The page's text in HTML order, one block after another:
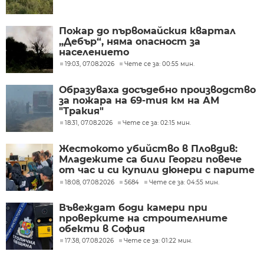
Пожар до първомайския квартал
„Дебър“, няма опасност за
населението
19:03, 07.08.2026 Чете се за: 00:55 мин.
Образуваха досъдебно производство
за пожара на 69-тия км на АМ
"Тракия"
18:31, 07.08.2026 Чете се за: 02:15 мин.
Жестокото убийство в Пловдив:
Младежите са били Георги повече
от час и си купили дюнери с парите
му
18:08, 07.08.2026 5684 Чете се за: 04:55 мин.
Въвеждат боди камери при
проверките на строителните
обекти в София
17:38, 07.08.2026 Чете се за: 01:22 мин.